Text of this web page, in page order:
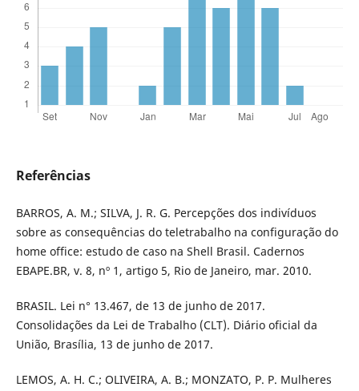
Referências
BARROS, A. M.; SILVA, J. R. G. Percepções dos indivíduos
sobre as consequências do teletrabalho na configuração do
home office: estudo de caso na Shell Brasil. Cadernos
EBAPE.BR, v. 8, nº 1, artigo 5, Rio de Janeiro, mar. 2010.
BRASIL. Lei n° 13.467, de 13 de junho de 2017.
Consolidações da Lei de Trabalho (CLT). Diário oficial da
União, Brasília, 13 de junho de 2017.
LEMOS, A. H. C.; OLIVEIRA, A. B.; MONZATO, P. P. Mulheres